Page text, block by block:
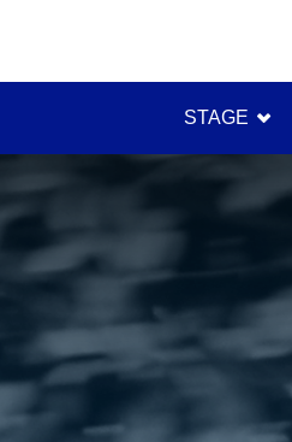
STAGE